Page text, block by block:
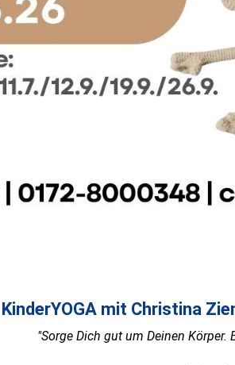
KinderYOGA mit Christina
"Sorge Dich gut um Deinen Körper.